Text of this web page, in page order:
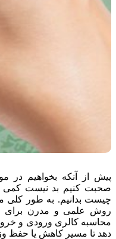
پیش از آنکه بخواهیم در
صحبت کنیم بد نیست کمی
چیست بدانیم. به طور
روش علمی و مدرن برای
محاسبه کالری ورودی و
دهد تا مسیر کاهش یا حفظ